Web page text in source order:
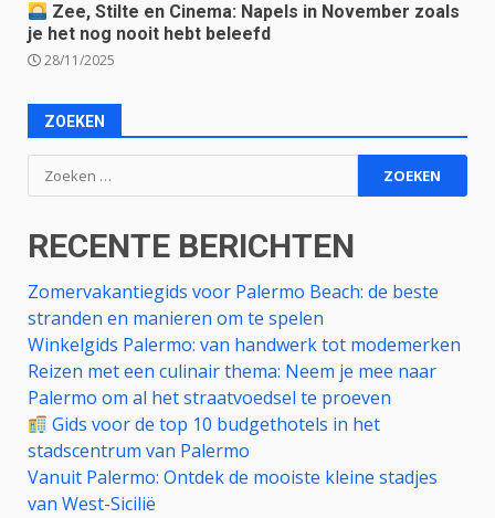
Zee, Stilte en Cinema: Napels in November zoals
je het nog nooit hebt beleefd
28/11/2025
ZOEKEN
Zoeken
naar:
RECENTE BERICHTEN
Zomervakantiegids voor Palermo Beach: de beste
stranden en manieren om te spelen
Winkelgids Palermo: van handwerk tot modemerken
Reizen met een culinair thema: Neem je mee naar
Palermo om al het straatvoedsel te proeven
Gids voor de top 10 budgethotels in het
stadscentrum van Palermo
Vanuit Palermo: Ontdek de mooiste kleine stadjes
van West-Sicilië